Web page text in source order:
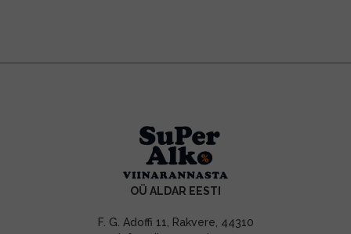
OÜ ALDAR EESTI
F. G. Adoffi 11, Rakvere, 44310